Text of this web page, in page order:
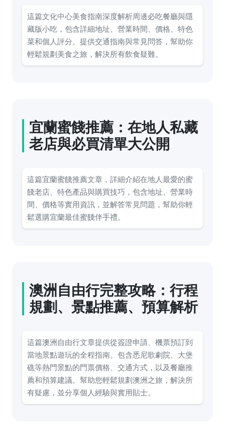
這篇文化中心美食指南深度解析周邊必吃餐廳與隱
藏版小吃，包含詳細地址、營業時間、價格、特色
菜和個人評分。提供交通指南與常見問答，幫助你
輕鬆規劃美食之旅，解決所有飲食疑難。
宜蘭蜜餞推薦：在地人私藏
老店與必買清單大公開
這篇宜蘭蜜餞推薦文章，詳細介紹在地人最愛的蜜
餞老店、特色產品與購買技巧，包含地址、營業時
間、價格等實用資訊，並解答常見問題，幫助你輕
鬆選購宜蘭最佳蜜餞伴手禮。
澳洲自由行完整攻略：行程
規劃、景點推薦、預算解析
這篇澳洲自由行文章提供從簽證申請、機票預訂到
當地景點遊玩的全程指南。包含悉尼歌劇院、大堡
礁等熱門景點的門票價格、交通方式，以及餐廳推
薦和預算建議。幫助您輕鬆規劃澳洲之旅，解決所
有疑慮，並分享個人經驗與實用貼士。